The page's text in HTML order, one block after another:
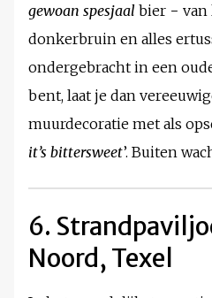
gewoan spesjaal bier −
donkerbruin en alles
ondergebracht in een
bent, laat je dan
muurdecoratie met als
it’s bittersweet’. Buiten
6.
Noord, Texel